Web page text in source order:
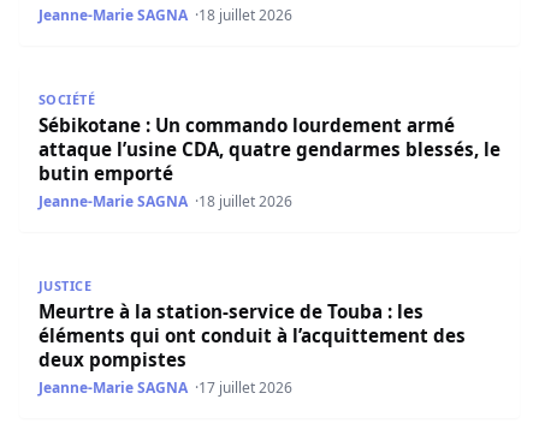
Jeanne-Marie SAGNA 18 juillet 2026
SOCIÉTÉ
Sébikotane : Un commando lourdement armé
attaque l’usine CDA, quatre gendarmes blessés, le
butin emporté
Jeanne-Marie SAGNA 18 juillet 2026
JUSTICE
Meurtre à la station-service de Touba : les
éléments qui ont conduit à l’acquittement des
deux pompistes
Jeanne-Marie SAGNA 17 juillet 2026